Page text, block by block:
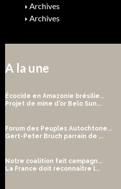
Archives
Archives
A la une
Écocide en Amazonie brésilie...
Projet de mine d'or Belo Sun...
Forum des Peuples Autochtone...
Gert-Peter Bruch parrain de ...
Notre coalition fait campagn...
La France doit reconnaître l...